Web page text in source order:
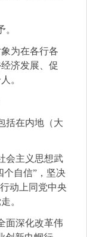
为在各行各
济发展、促
。
括在内地（大
会主义思想武
个自信”，坚决
动上同党中央
。
面深化改革伟